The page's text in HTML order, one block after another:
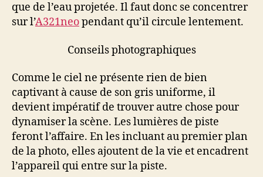
que de l’eau projetée. Il faut donc se concentrer
sur l’A321neopendant qu’il circule lentement.
Conseils photographiques
Comme le ciel ne présente rien de bien
captivant à cause de son gris uniforme, il
devient impératif de trouver autre chose pour
dynamiser la scène. Les lumières de piste
feront l’affaire. En les incluant au premier plan
de la photo, elles ajoutent de la vie et encadrent
l’appareil qui entre sur la piste.